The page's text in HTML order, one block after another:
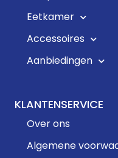
Eetkamer
Accessoires
Aanbiedingen
KLANTENSERVICE
Over ons
Algemene